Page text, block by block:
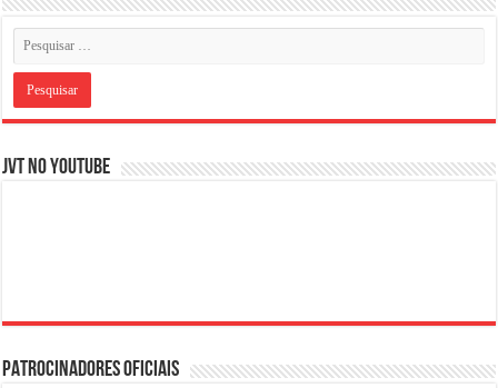
JVT NO YOUTUBE
PATROCINADORES OFICIAIS